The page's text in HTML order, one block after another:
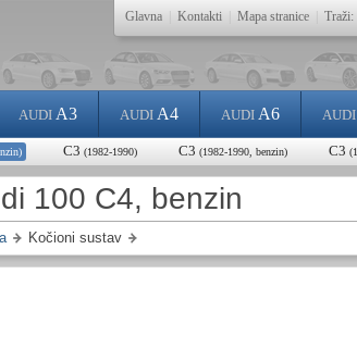
Glavna Kontakti Mapa stranice Traži:
AUDI A3 AUDI A4 AUDI A6 AUDI
C3 (1982-1990) C3 (1982-1990, benzin) C3
100 C4, benzin
Kočioni sustav